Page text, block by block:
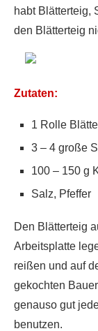
habt Blätterteig,
den Blätterteig
Zutaten:
1 Rolle
3 – 4 große
100 – 150 g
Salz, Pfeffer
Den Blätterteig
Arbeitsplatte
reißen und auf
gekochten
genauso gut
benutzen.